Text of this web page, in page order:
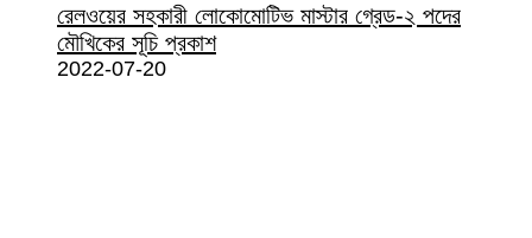
রেলওয়ের সহকারী লোকোমোটিভ মাস্টার গ্রেড-২ পদের
মৌখিকের সূচি প্রকাশ
2022-07-20